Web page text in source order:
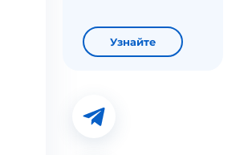
Узнайте